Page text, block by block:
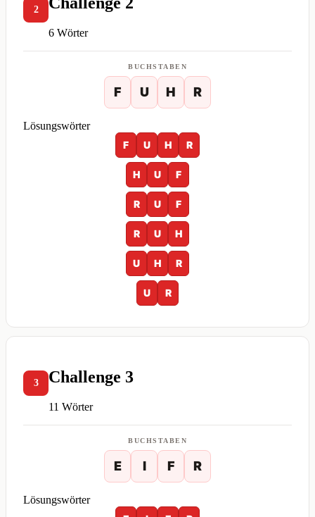
2
6 Wörter
BUCHSTABEN
F U H R
Lösungswörter
F
U H R
H U F
R U F
R U H
U H R
U R
3 Challenge 3
11 Wörter
BUCHSTABEN
E I F R
Lösungswörter